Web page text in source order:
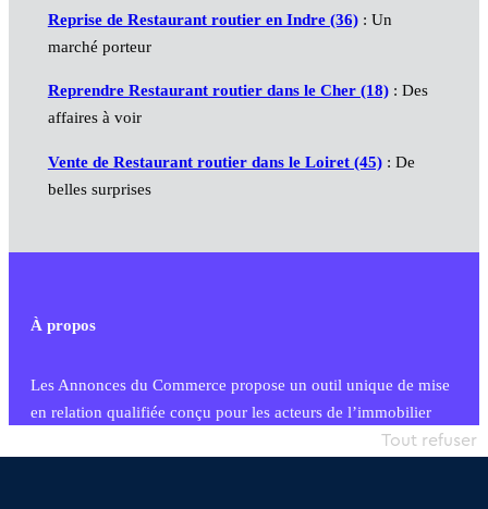
Reprise de Restaurant routier en Indre (36): Un
marché porteur
Reprendre Restaurant routier dans le Cher (18): Des
affaires à voir
Vente de Restaurant routier dans le Loiret (45): De
belles surprises
À propos
Les Annonces du Commerce propose un outil unique de mise
en relation qualifiée conçu pour les acteurs de l’immobilier
commercial et les collectivités territoriales, simple et intégrant
Tout refuser